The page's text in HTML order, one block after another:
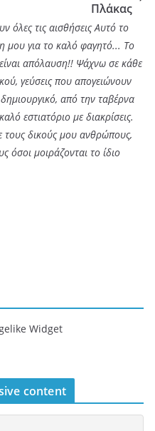
Πλάκας
όλες τις αισθήσεις Αυτό το
μου για το καλό φαγητό... Tο
απόλαυση!! Ψάχνω σε κάθε
γεύσεις που απογειώνουν
δημιουργικό, από την ταβέρνα
εστιατόριο με διακρίσεις.
δικούς μου ανθρώπους,
μοιράζονται το ίδιο
content